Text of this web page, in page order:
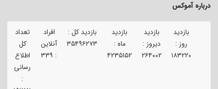
درباره آموکس
بازدید
روز :
۱۸۳۲۲۰
بازدید
دیروز :
۲۶۴۰۰۲
بازدید
ماه :
۴۲۳۵۱۵۲
بازدید کل :
۳۵۴۹۶۲۷۳
افراد
آنلاین
: ۳۳۹
تعداد
کل
اطلاع
رسانی
: